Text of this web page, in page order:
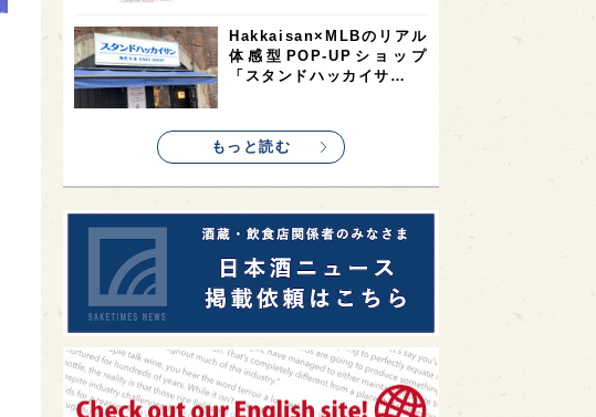
イギリス 1 ノルウェー 1 新宿区 1
歌舞伎町 1 沖縄県 1 鳥取県 1
saketimes_image_4 1
Hakkaisan×MLBのリアル
体感型POP-UPショップ
「スタンドハッカイサ…
もっと読む